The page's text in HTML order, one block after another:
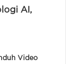
AI,
Video